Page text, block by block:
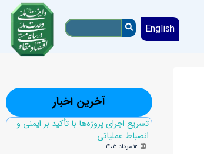
English
آخرین اخبار
تسریع اجرای پروژه‌ها با تأکید بر ایمنی و
انضباط عملیاتی
۱۲ مرداد ۱۴۰۵